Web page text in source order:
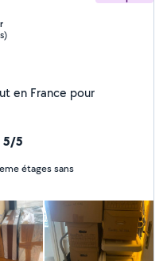
en France pour
5/5
étages sans